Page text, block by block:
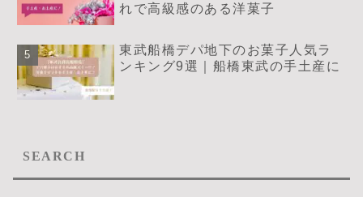
れで高級感のある洋菓子
東武船橋デパ地下のお菓子人気ラ
ンキング9選｜船橋東武の手土産に
SEARCH